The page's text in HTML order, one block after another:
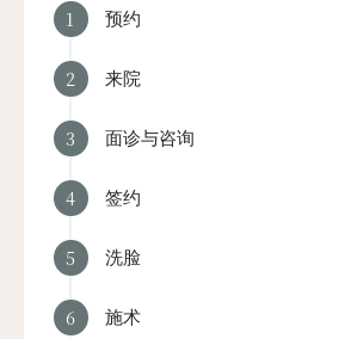
1 预约
2 来院
3 面诊与咨询
4 签约
5 洗脸
6 施术